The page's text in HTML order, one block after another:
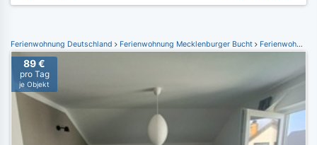
Ferienwohnung Deutschland Ferienwohnung Mecklenburger Bucht Ferienwohnung Kühlungsborn
89 €
pro Tag
je Objekt